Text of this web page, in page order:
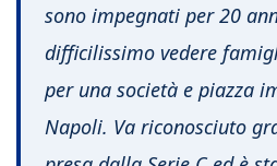
sono impegnati per 20
difficilissimo vedere
per una società e piazza
Napoli. Va riconosciuto